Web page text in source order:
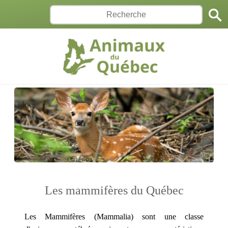
Les mammifères du Québec
Les Mammifères (Mammalia) sont une classe